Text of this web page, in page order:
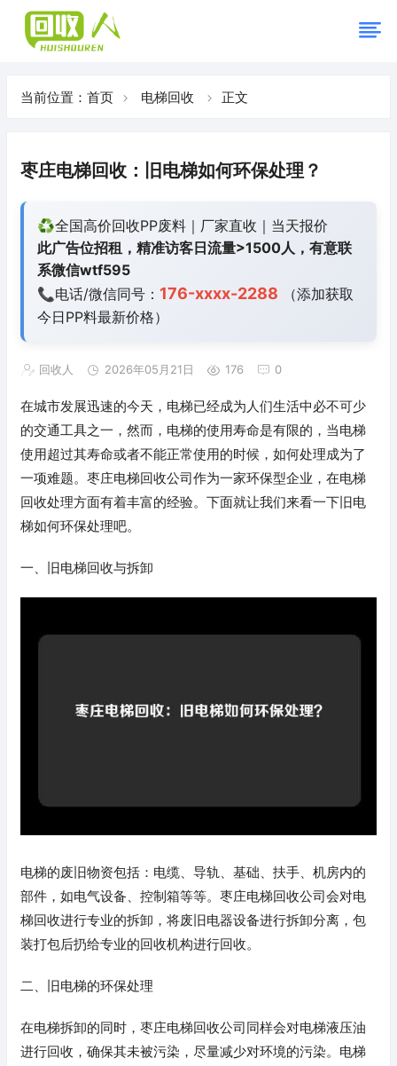
当前位置： 首页 电梯回收 正文
枣庄电梯回收：旧电梯如何环保处理？
♻️全国高价回收PP废料｜厂家直收｜当天报价
此广告位招租，精准访客日流量>1500人，有意联
系微信wtf595
📞电话/微信同号： 176-xxxx-2288 （添加获取
今日PP料最新价格）
回收人 2026年05月21日 176 0
在城市发展迅速的今天，电梯已经成为人们生活中必不可少
的交通工具之一，然而，电梯的使用寿命是有限的，当电梯
使用超过其寿命或者不能正常使用的时候，如何处理成为了
一项难题。枣庄电梯回收公司作为一家环保型企业，在电梯
回收处理方面有着丰富的经验。下面就让我们来看一下旧电
梯如何环保处理吧。
一、旧电梯回收与拆卸
电梯的废旧物资包括：电缆、导轨、基础、扶手、机房内的
部件，如电气设备、控制箱等等。枣庄电梯回收公司会对电
梯回收进行专业的拆卸，将废旧电器设备进行拆卸分离，包
装打包后扔给专业的回收机构进行回收。
二、旧电梯的环保处理
在电梯拆卸的同时，枣庄电梯回收公司同样会对电梯液压油
进行回收，确保其未被污染，尽量减少对环境的污染。电梯